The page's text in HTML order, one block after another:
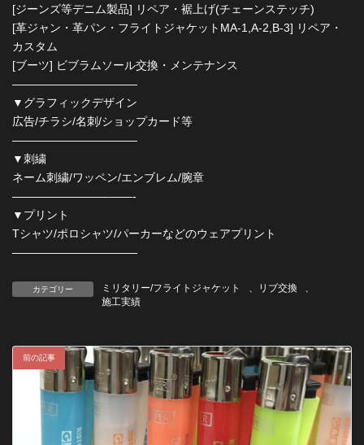
[ジーンズ等デニム製品] リペア・裾上げ(チェーンステッチ)
[革ジャン・革パン・フライトジャケットMA-1,A-2,B-3] リペア・
カスタム
[ブーツ] ビブラムソール交換・メンテナンス
———————————
▼グラフィックデザイン
広告/チラシ/名刺/ショップカード等
———————————
▼刺繍
ネーム刺繍/ワッペン/エンブレム/腕章
————————–——-
▼プリント
Tシャツ/ポロシャツ/パーカーなどのウェアプリント
———————————
カテゴリー ミリタリー/フライトジャケット 、 リブ交換
、
施工実績
前の記事